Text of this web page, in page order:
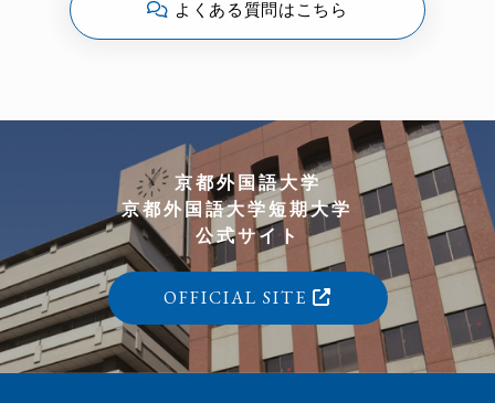
よくある質問はこちら
京都外国語大学
京都外国語大学短期大学
公式サイト
OFFICIAL SITE